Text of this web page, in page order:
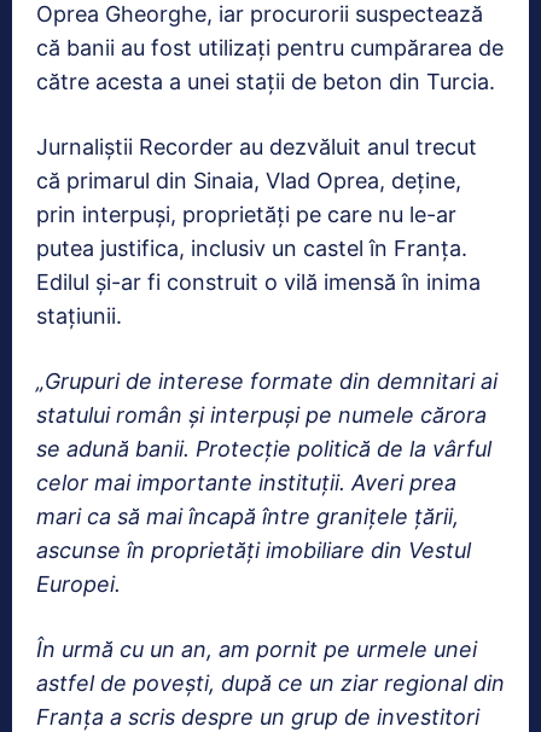
Oprea Gheorghe, iar procurorii suspectează
că banii au fost utilizaţi pentru cumpărarea de
către acesta a unei staţii de beton din Turcia.
Jurnaliștii Recorder au dezvăluit anul trecut
că primarul din Sinaia, Vlad Oprea, deține,
prin interpuși, proprietăți pe care nu le-ar
putea justifica, inclusiv un castel în Franța.
Edilul și-ar fi construit o vilă imensă în inima
stațiunii.
„Grupuri de interese formate din demnitari ai
statului român și interpuși pe numele cărora
se adună banii. Protecție politică de la vârful
celor mai importante instituții. Averi prea
mari ca să mai încapă între granițele țării,
ascunse în proprietăți imobiliare din Vestul
Europei.
În urmă cu un an, am pornit pe urmele unei
astfel de povești, după ce un ziar regional din
Franța a scris despre un grup de investitori